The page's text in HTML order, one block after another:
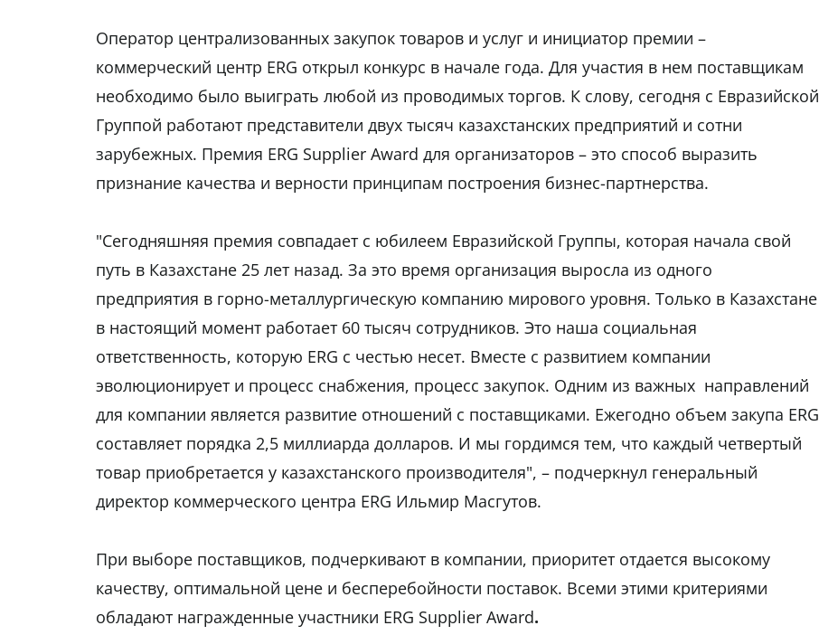
Оператор централизованных закупок товаров и услуг и инициатор премии –
коммерческий центр ERG открыл конкурс в начале года. Для участия в нем поставщикам
необходимо было выиграть любой из проводимых торгов. К слову, сегодня с Евразийской
Группой работают представители двух тысяч казахстанских предприятий и сотни
зарубежных. Премия ERG Supplier Award для организаторов – это способ выразить
признание качества и верности принципам построения бизнес-партнерства.
"Сегодняшняя премия совпадает с юбилеем Евразийской Группы, которая начала свой
путь в Казахстане 25 лет назад. За это время организация выросла из одного
предприятия в горно-металлургическую компанию мирового уровня. Только в Казахстане
в настоящий момент работает 60 тысяч сотрудников. Это наша социальная
ответственность, которую ERG с честью несет. Вместе с развитием компании
эволюционирует и процесс снабжения, процесс закупок. Одним из важных направлений
для компании является развитие отношений с поставщиками. Ежегодно объем закупа ERG
составляет порядка 2,5 миллиарда долларов. И мы гордимся тем, что каждый четвертый
товар приобретается у казахстанского производителя", – подчеркнул генеральный
директор коммерческого центра ERG Ильмир Масгутов.
При выборе поставщиков, подчеркивают в компании, приоритет отдается высокому
качеству, оптимальной цене и бесперебойности поставок. Всеми этими критериями
обладают награжденные участники ERG Supplier Award.